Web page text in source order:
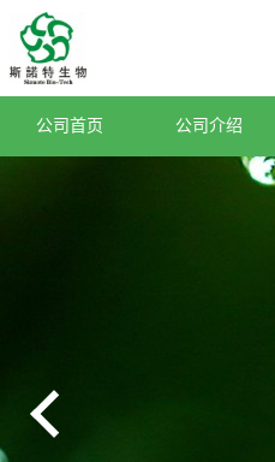
公司首页 公司介绍